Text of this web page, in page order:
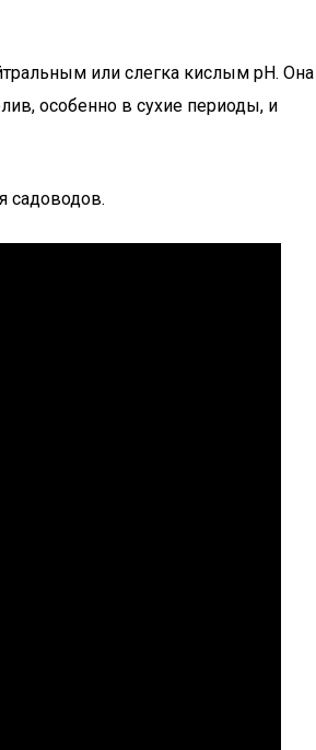
или слегка кислым pH. Она
особенно в сухие периоды, и
садоводов.